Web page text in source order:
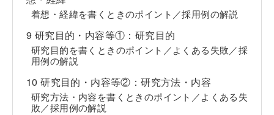
着想・経緯を書くときのポイント／採用例の解説
9 研究目的・内容等①：研究目的
研究目的を書くときのポイント／よくある失敗／採
用例の解説
10 研究目的・内容等②：研究方法・内容
研究方法・内容を書くときのポイント／よくある失
敗／採用例の解説